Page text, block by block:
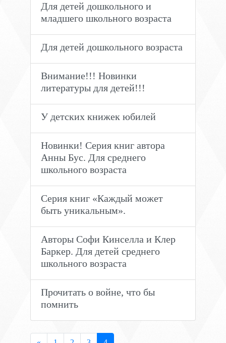
Для детей дошкольного и
младшего школьного возраста
Для детей дошкольного возраста
Внимание!!! Новинки
литературы для детей!!!
У детских книжек юбилей
Новинки! Серия книг автора
Анны Бус. Для среднего
школьного возраста
Серия книг «Каждый может
быть уникальным».
Авторы Софи Кинселла и Клер
Баркер. Для детей среднего
школьного возраста
Прочитать о войне, что бы
помнить